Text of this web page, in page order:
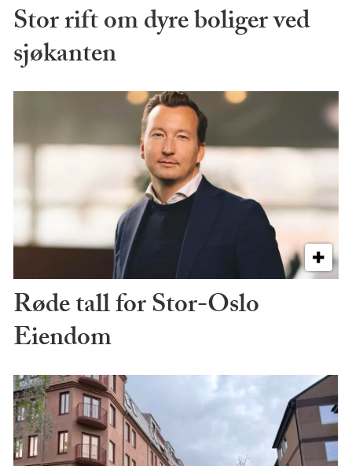
Stor rift om dyre boliger ved
sjøkanten
Røde tall for Stor-Oslo
Eiendom